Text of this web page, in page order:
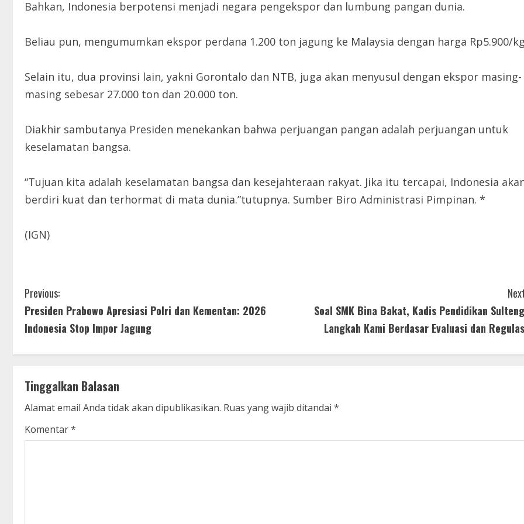
Bahkan, Indonesia berpotensi menjadi negara pengekspor dan lumbung pangan dunia.
Beliau pun, mengumumkan ekspor perdana 1.200 ton jagung ke Malaysia dengan harga Rp5.900/
Selain itu, dua provinsi lain, yakni Gorontalo dan NTB, juga akan menyusul dengan ekspor masing-
masing sebesar 27.000 ton dan 20.000 ton.
Diakhir sambutanya Presiden menekankan bahwa perjuangan pangan adalah perjuangan untuk
keselamatan bangsa.
“Tujuan kita adalah keselamatan bangsa dan kesejahteraan rakyat. Jika itu tercapai, Indonesia
berdiri kuat dan terhormat di mata dunia.”tutupnya. Sumber Biro Administrasi Pimpinan. *
(IGN)
C
o
i
n
u
Previous:
Presiden Prabowo Apresiasi Polri dan Kementan: 2026
Indonesia Stop Impor Jagung
Soal SMK Bina Bakat, Kadis Pendidikan
Langkah Kami Berdasar Evaluasi dan
Tinggalkan Balasan
Alamat email Anda tidak akan dipublikasikan. Ruas yang wajib ditandai *
Komentar*